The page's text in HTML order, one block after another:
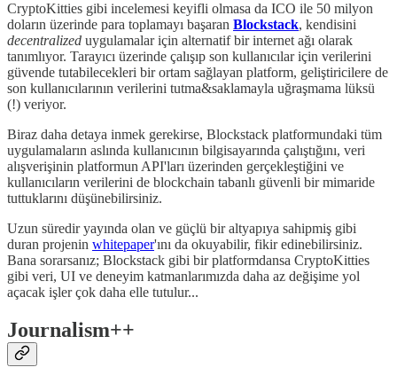
CryptoKitties gibi incelemesi keyifli olmasa da ICO ile 50 milyon
doların üzerinde para toplamayı başaran Blockstack, kendisini
decentralized uygulamalar için alternatif bir internet ağı olarak
tanımlıyor. Tarayıcı üzerinde çalışıp son kullanıcılar için verilerini
güvende tutabilecekleri bir ortam sağlayan platform, geliştiricilere de
son kullanıcılarının verilerini tutma&saklamayla uğraşmama lüksü
(!) veriyor.
Biraz daha detaya inmek gerekirse, Blockstack platformundaki tüm
uygulamaların aslında kullanıcının bilgisayarında çalıştığını, veri
alışverişinin platformun API'ları üzerinden gerçekleştiğini ve
kullanıcıların verilerini de blockchain tabanlı güvenli bir mimaride
tuttuklarını düşünebilirsiniz.
Uzun süredir yayında olan ve güçlü bir altyapıya sahipmiş gibi
duran projenin whitepaper'ını da okuyabilir, fikir edinebilirsiniz.
Bana sorarsanız; Blockstack gibi bir platformdansa CryptoKitties
gibi veri, UI ve deneyim katmanlarımızda daha az değişime yol
açacak işler çok daha elle tutulur...
Journalism++